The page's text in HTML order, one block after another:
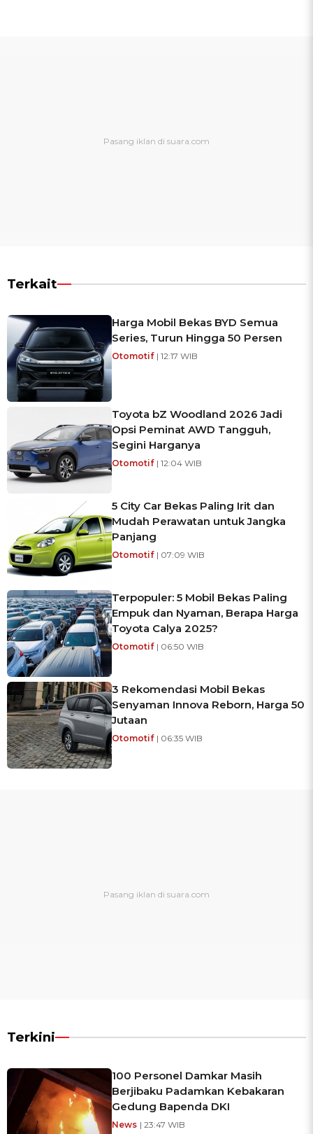
Terkait
Harga Mobil Bekas BYD Semua
Series, Turun Hingga 50 Persen
Otomotif | 12:17 WIB
Toyota bZ Woodland 2026 Jadi
Opsi Peminat AWD Tangguh,
Segini Harganya
Otomotif | 12:04 WIB
5 City Car Bekas Paling Irit dan
Mudah Perawatan untuk Jangka
Panjang
Otomotif | 07:09 WIB
Terpopuler: 5 Mobil Bekas Paling
Empuk dan Nyaman, Berapa Harga
Toyota Calya 2025?
Otomotif | 06:50 WIB
3 Rekomendasi Mobil Bekas
Senyaman Innova Reborn, Harga 50
Jutaan
Otomotif | 06:35 WIB
Terkini
100 Personel Damkar Masih
Berjibaku Padamkan Kebakaran
Gedung Bapenda DKI
News | 23:47 WIB